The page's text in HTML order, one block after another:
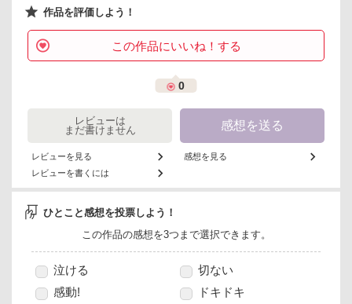
作品を評価しよう！
この作品にいいね！する
0
レビューは
まだ書けません
レビューを見る
レビューを書くには
感想を送る
感想を見る
ひとこと感想を投票しよう！
この作品の感想を3つまで選択できます。
泣ける
切ない
感動!
ドキドキ